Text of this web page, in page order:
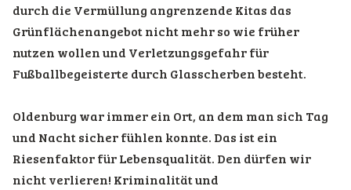
durch die Vermüllung angrenzende Kitas das
Grünflächenangebot nicht mehr so wie früher
nutzen wollen und Verletzungsgefahr für
Fußballbegeisterte durch Glasscherben besteht.
Oldenburg war immer ein Ort, an dem man sich Tag
und Nacht sicher fühlen konnte. Das ist ein
Riesenfaktor für Lebensqualität. Den dürfen wir
nicht verlieren! Kriminalität und